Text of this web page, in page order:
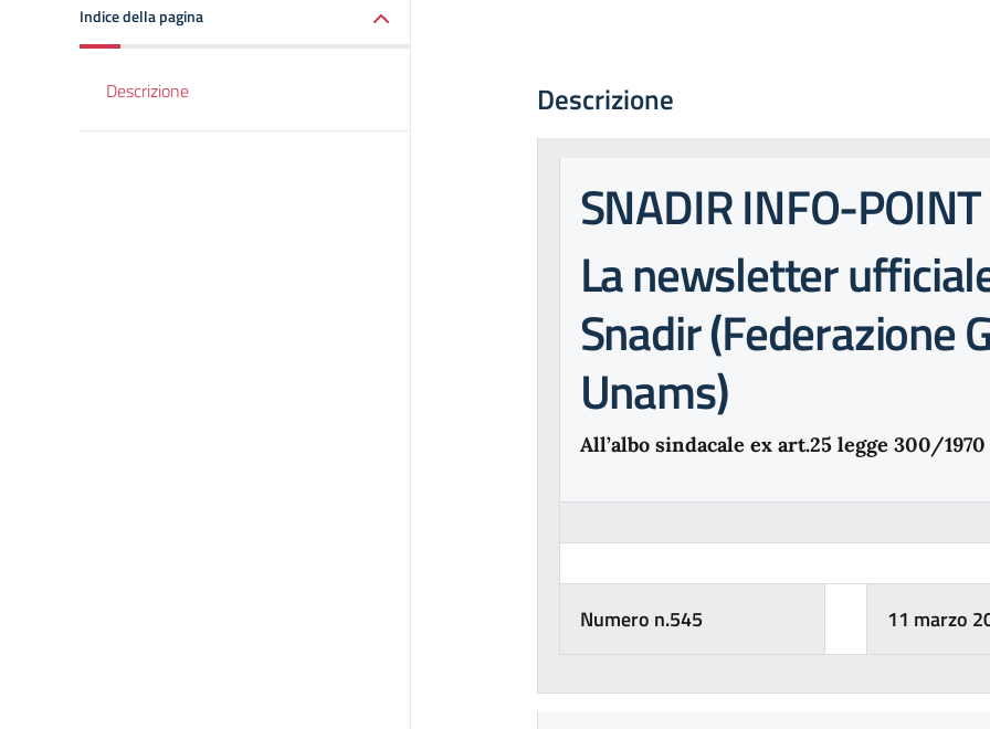
Indice della pagina
Descrizione Descrizione
SNADIR INFO-POINT
La newsletter
Snadir (Federazione
Unams)
All’albo sindacale ex art.25 legge 300/1970
Numero n.545 11 marzo